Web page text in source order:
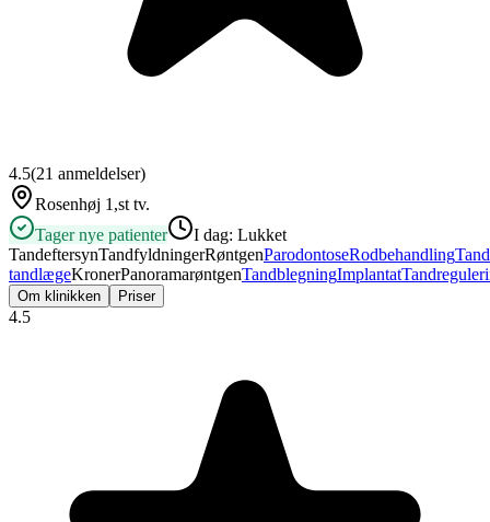
4.5(21 anmeldelser)
Rosenhøj 1,st tv.
Tager nye patienter
I dag: Lukket
TandeftersynTandfyldningerRøntgenParodontoseRodbehandling
tandlægeKronerPanoramarøntgenTandblegningImplantat
Om klinikken Priser
4.5